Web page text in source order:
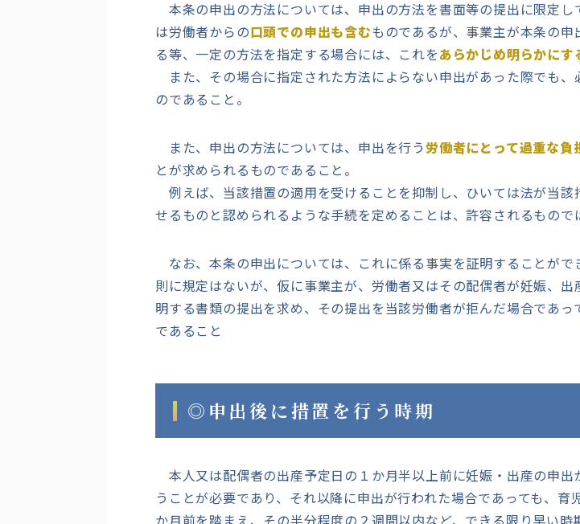
本条の申出の方法については、申出の方法を書面等の提出に限定
は労働者からの口頭での申出も含むものであるが、事業主が本条の
る等、一定の方法を指定する場合には、これをあらかじめ明らかにす
また、その場合に指定された方法によらない申出があった際でも
のであること。
また、申出の方法については、申出を行う労働者にとって過重な
とが求められるものであること。
例えば、当該措置の適用を受けることを抑制し、ひいては法が当
せるものと認められるような手続を定めることは、許容されるもので
なお、本条の申出については、これに係る事実を証明することが
則に規定はないが、仮に事業主が、労働者又はその配偶者が妊娠、
明する書類の提出を求め、その提出を当該労働者が拒んだ場合であ
であること
◎申出後に措置を行う時期
本人又は配偶者の出産予定日の１か月半以上前に妊娠・出産の申
うことが必要であり、それ以降に申出が行われた場合であっても、
か月前を踏まえ、その半分程度の２週間以内など、できる限り早い時